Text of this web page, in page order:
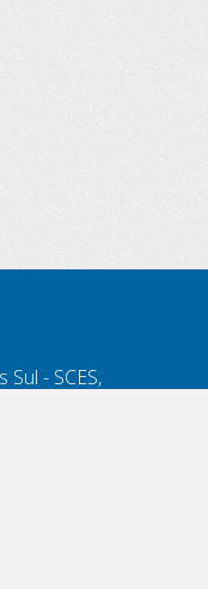
- SCES,